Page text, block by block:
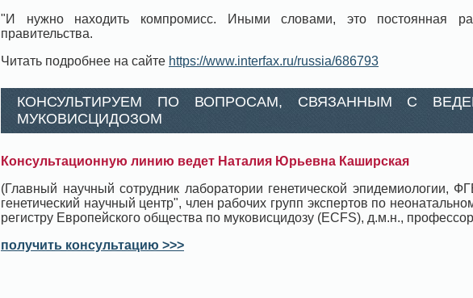
"И нужно находить компромисс. Иными словами, это постоянная
правительства.
Читать подробнее на сайте https://www.interfax.ru/russia/686793
КОНСУЛЬТИРУЕМ ПО ВОПРОСАМ, СВЯЗАННЫМ С
МУКОВИСЦИДОЗОМ
Консультационную линию ведет Наталия Юрьевна Каширская
(Главный научный сотрудник лаборатории генетической эпидемиологии,
генетический научный центр", член рабочих групп экспертов по
регистру Европейского общества по муковисцидозу (ECFS), д.м.н.,
получить консультацию >>>